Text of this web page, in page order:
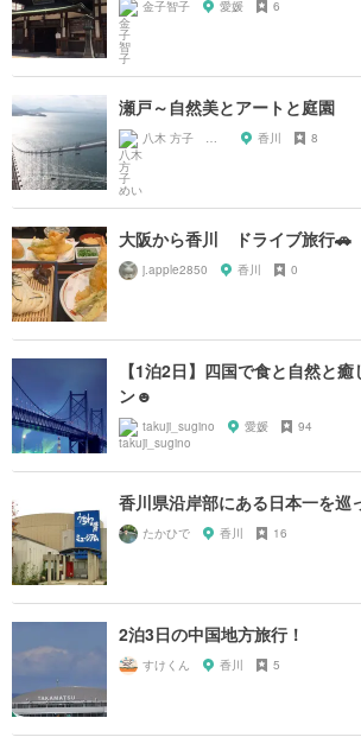
金子智子 愛媛 6
瀬戸～自然美とアートと庭園
八木 方子 めい 香川 8
大阪から香川 ドライブ旅行🚗
j.apple2850 香川 0
【1泊2日】四国で食と自然と
ン☻
takuji_sugino 愛媛 94
香川県沿岸部にある日本一を巡
たかひで 香川 16
2泊3日の中国地方旅行！
すけくん 香川 5